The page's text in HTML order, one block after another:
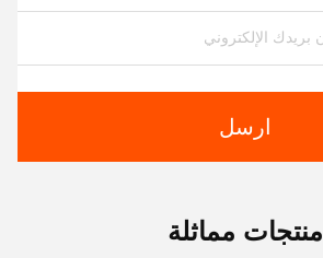
ارسل
منتجات مماثلة